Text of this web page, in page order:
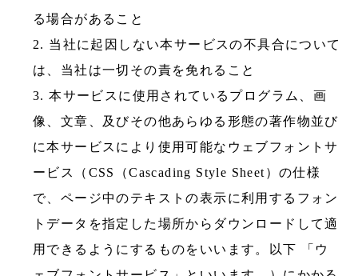
る場合があること
2. 当社に起因しない本サービスの不具合について
は、当社は一切その責を免れること
3. 本サービスに使用されているプログラム、画
像、文章、及びその他あらゆる形態の著作物並び
に本サービスにより使用可能なウェブフォントサ
ービス（CSS（Cascading Style Sheet）の仕様
で、ページ中のテキストの表示に利用するフォン
トデータを指定した場所からダウンロードして適
用できるようにするものをいいます。以下 「ウ